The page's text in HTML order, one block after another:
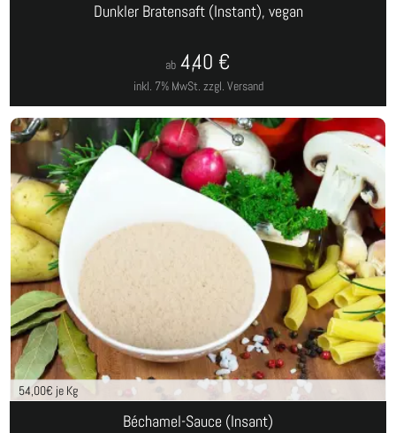
Dunkler Bratensaft (Instant), vegan
inkl. 7% MwSt. zzgl. Versand
ab 4,40 €
54,00€ je Kg
Béchamel-Sauce (Insant)